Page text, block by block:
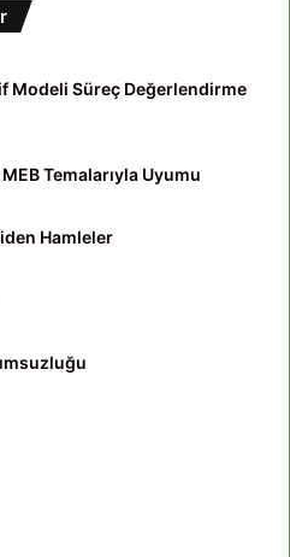
Modeli Süreç Değerlendirme
Temalarıyla Uyumu
Hamleler